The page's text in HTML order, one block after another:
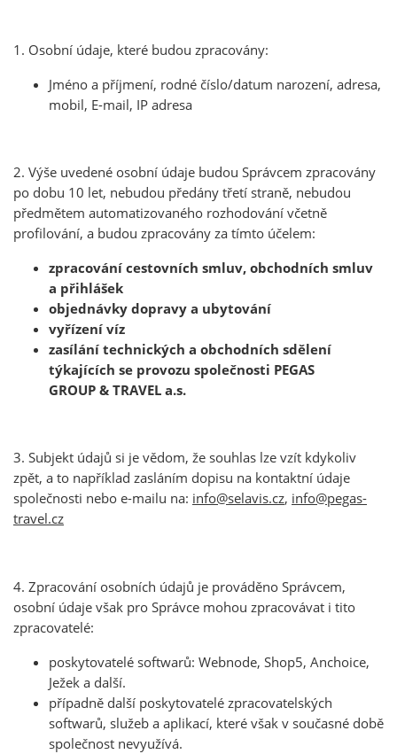
1. Osobní údaje, které budou zpracovány:
Jméno a příjmení, rodné číslo/datum narození, adresa,
mobil, E-mail, IP adresa
2. Výše uvedené osobní údaje budou Správcem zpracovány
po dobu 10 let, nebudou předány třetí straně, nebudou
předmětem automatizovaného rozhodování včetně
profilování, a budou zpracovány za tímto účelem:
zpracování cestovních smluv, obchodních smluv
a přihlášek
objednávky dopravy a ubytování
vyřízení víz
zasílání technických a obchodních sdělení
týkajících se provozu společnosti PEGAS
GROUP & TRAVEL a.s.
3. Subjekt údajů si je vědom, že souhlas lze vzít kdykoliv
zpět, a to například zasláním dopisu na kontaktní údaje
společnosti nebo e-mailu na: info@selavis.cz, info@pegas-
travel.cz
4. Zpracování osobních údajů je prováděno Správcem,
osobní údaje však pro Správce mohou zpracovávat i tito
zpracovatelé:
poskytovatelé softwarů: Webnode, Shop5, Anchoice,
Ježek a další.
případně další poskytovatelé zpracovatelských
softwarů, služeb a aplikací, které však v současné době
společnost nevyužívá.